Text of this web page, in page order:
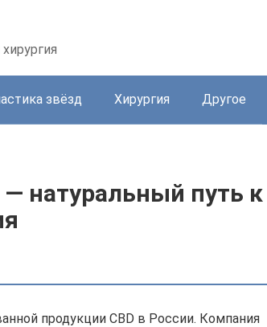
звёзд Хирургия Другое
— натуральный путь к
продукции CBD в России. Компания